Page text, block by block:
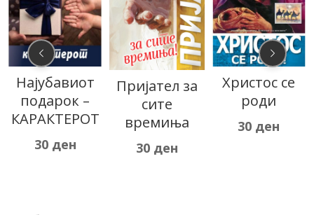
Пријател за
сите
времиња
30 ден
Христос се
роди
30ден
Десетте
Божји
заповеди